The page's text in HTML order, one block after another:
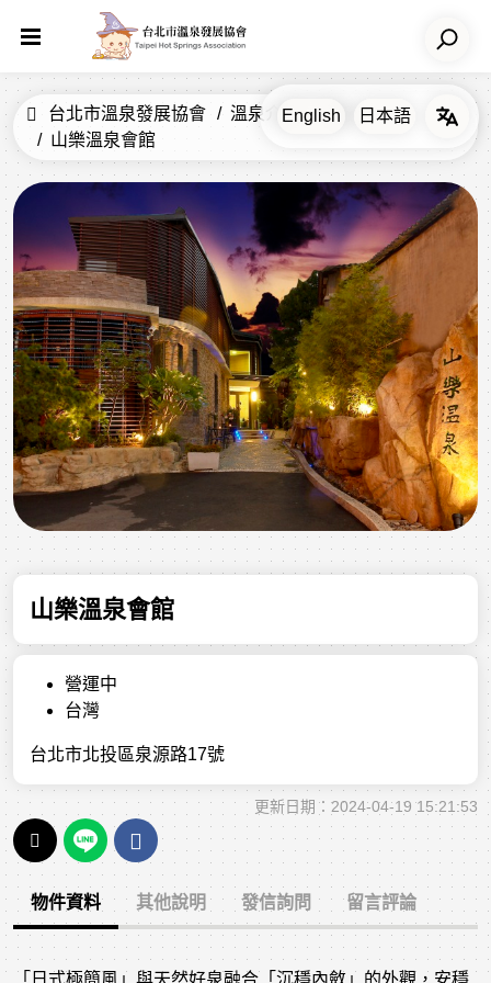
台北市溫泉發展協會 溫泉介紹
飯店
山樂溫泉會館
山樂溫泉會館
營運中
台灣
台北市北投區泉源路17號
更新日期：2024-04-19 15:21:53
物件資料 其他說明 發信詢問 留言評論
「日式極簡風」與天然好泉融合「沉穩內斂」的外觀，安穩